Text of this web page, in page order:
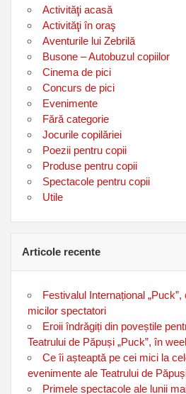
Activităţi acasă
Activităţi în oraş
Aventurile lui Zebrilă
Busone – Autobuzul copiilor
Cinema de pici
Concurs de pici
Evenimente
Fără categorie
Jocurile copilăriei
Poezii pentru copii
Produse pentru copii
Spectacole pentru copii
Utile
Articole recente
Festivalul Internațional
micilor spectatori
Eroii îndrăgiți din poveștile
Teatrului de Păpuși „Puck”, în
Ce îi așteaptă pe cei mici la
evenimente ale Teatrului de
Primele spectacole ale lunii